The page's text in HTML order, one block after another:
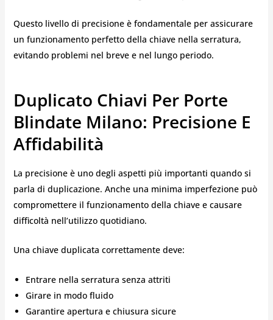
Questo livello di precisione è fondamentale per assicurare
un funzionamento perfetto della chiave nella serratura,
evitando problemi nel breve e nel lungo periodo.
Duplicato Chiavi Per Porte
Blindate Milano: Precisione E
Affidabilità
La precisione è uno degli aspetti più importanti quando si
parla di duplicazione. Anche una minima imperfezione può
compromettere il funzionamento della chiave e causare
difficoltà nell’utilizzo quotidiano.
Una chiave duplicata correttamente deve:
Entrare nella serratura senza attriti
Girare in modo fluido
Garantire apertura e chiusura sicure